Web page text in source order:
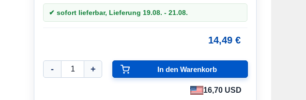
✔ sofort lieferbar, Lieferung 19.08. - 21.08.
14,49 €
16,70 USD